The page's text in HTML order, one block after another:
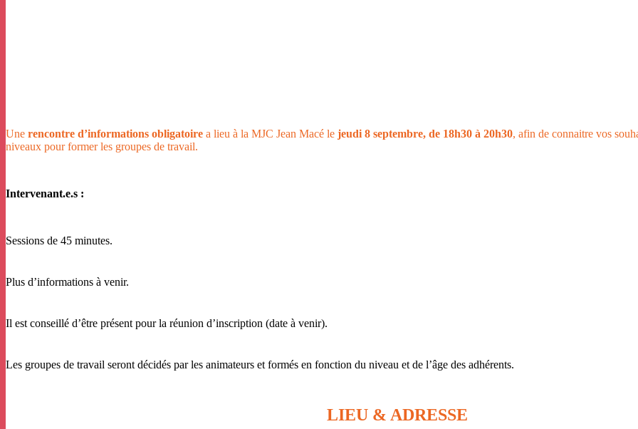
Une rencontre d’informations obligatoire a lieu à la MJC Jean Macé le jeudi 8 septembre, de 18h30 à 20h30, afin de connaitre vos
niveaux pour former les groupes de travail.
Intervenant.e.s :
Sessions de 45 minutes.
Plus d’informations à venir.
Il est conseillé d’être présent pour la réunion d’inscription (date à venir).
Les groupes de travail seront décidés par les animateurs et formés en fonction du niveau et de l’âge des adhérents.
LIEU & ADRESSE